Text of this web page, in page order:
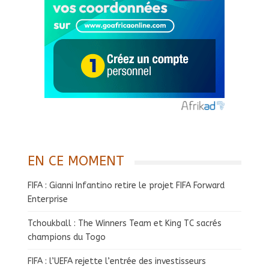
EN CE MOMENT
FIFA : Gianni Infantino retire le projet FIFA Forward
Enterprise
Tchoukball : The Winners Team et King TC sacrés
champions du Togo
FIFA : l’UEFA rejette l’entrée des investisseurs